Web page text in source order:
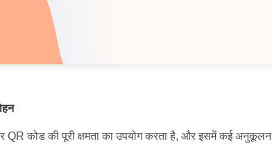
QR कोड की पूरी क्षमता का उपयोग करता है, और इसमें कई अनुकूलन